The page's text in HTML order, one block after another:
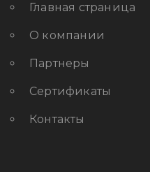
Главная страница
О компании
Партнеры
Сертификаты
Контакты